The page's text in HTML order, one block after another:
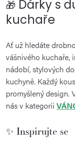
🎁 Dárky s
kuchaře
Ať už hledáte
vášnivého kuchaře,
nádobí, stylových
kuchyně. Každý
promyšlený design.
nás v kategorii
✨ Inspirujte se